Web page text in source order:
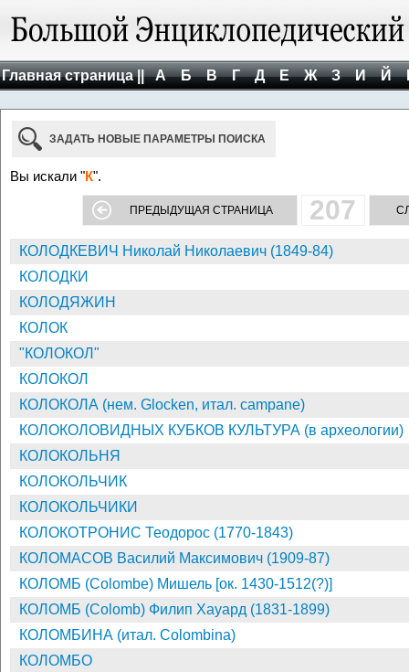
Главная страница || А Б В Г Д Е Ж З И Й
ЗАДАТЬ НОВЫЕ ПАРАМЕТРЫ ПОИСКА
Вы искали "К".
ПРЕДЫДУЩАЯ СТРАНИЦА 207
КОЛОДКЕВИЧ Николай Николаевич (1849-84)
КОЛОДКИ
КОЛОДЯЖИН
КОЛОК
"КОЛОКОЛ"
КОЛОКОЛ
КОЛОКОЛА (нем. Glocken, итал. campane)
КОЛОКОЛОВИДНЫХ КУБКОВ КУЛЬТУРА (в археологии)
КОЛОКОЛЬНЯ
КОЛОКОЛЬЧИК
КОЛОКОЛЬЧИКИ
КОЛОКОТРОНИС Теодорос (1770-1843)
КОЛОМАСОВ Василий Максимович (1909-87)
КОЛОМБ (Colombe) Мишель [ок. 1430-1512(?)]
КОЛОМБ (Colomb) Филип Хауард (1831-1899)
КОЛОМБИНА (итал. Colombina)
КОЛОМБО